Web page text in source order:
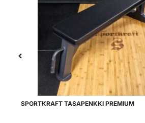
SPORTKRAFT TASAPENKKI PREMIUM